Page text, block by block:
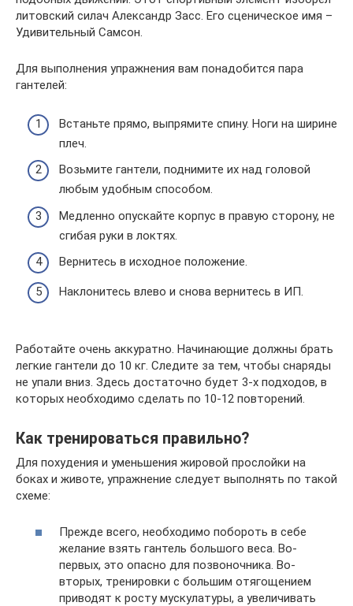
литовский силач Александр Засс. Его сценическое имя –
Удивительный Самсон.
Для выполнения упражнения вам понадобится пара
гантелей:
Встаньте прямо, выпрямите спину. Ноги на ширине
плеч.
Возьмите гантели, поднимите их над головой
любым удобным способом.
Медленно опускайте корпус в правую сторону, не
сгибая руки в локтях.
Вернитесь в исходное положение.
Наклонитесь влево и снова вернитесь в ИП.
Работайте очень аккуратно. Начинающие должны брать
легкие гантели до 10 кг. Следите за тем, чтобы снаряды
не упали вниз. Здесь достаточно будет 3-х подходов, в
которых необходимо сделать по 10-12 повторений.
Как тренироваться правильно?
Для похудения и уменьшения жировой прослойки на
боках и животе, упражнение следует выполнять по такой
схеме:
Прежде всего, необходимо побороть в себе
желание взять гантель большого веса. Во-
первых, это опасно для позвоночника. Во-
вторых, тренировки с большим отягощением
приводят к росту мускулатуры, а увеличивать